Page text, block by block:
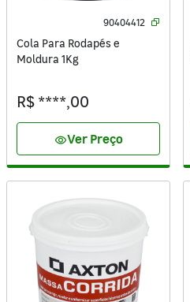
90404412
Cola Para Rodapés e
Moldura 1Kg
R$ ****,00
visibilityVer Preço